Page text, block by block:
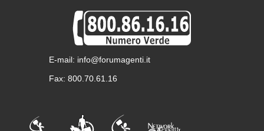
E-mail: info@forumagenti.it
Fax: 800.70.61.16